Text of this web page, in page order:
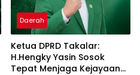
Daerah
Ketua DPRD Takalar:
H.Hengky Yasin Sosok
Tepat Menjaga Kejayaan